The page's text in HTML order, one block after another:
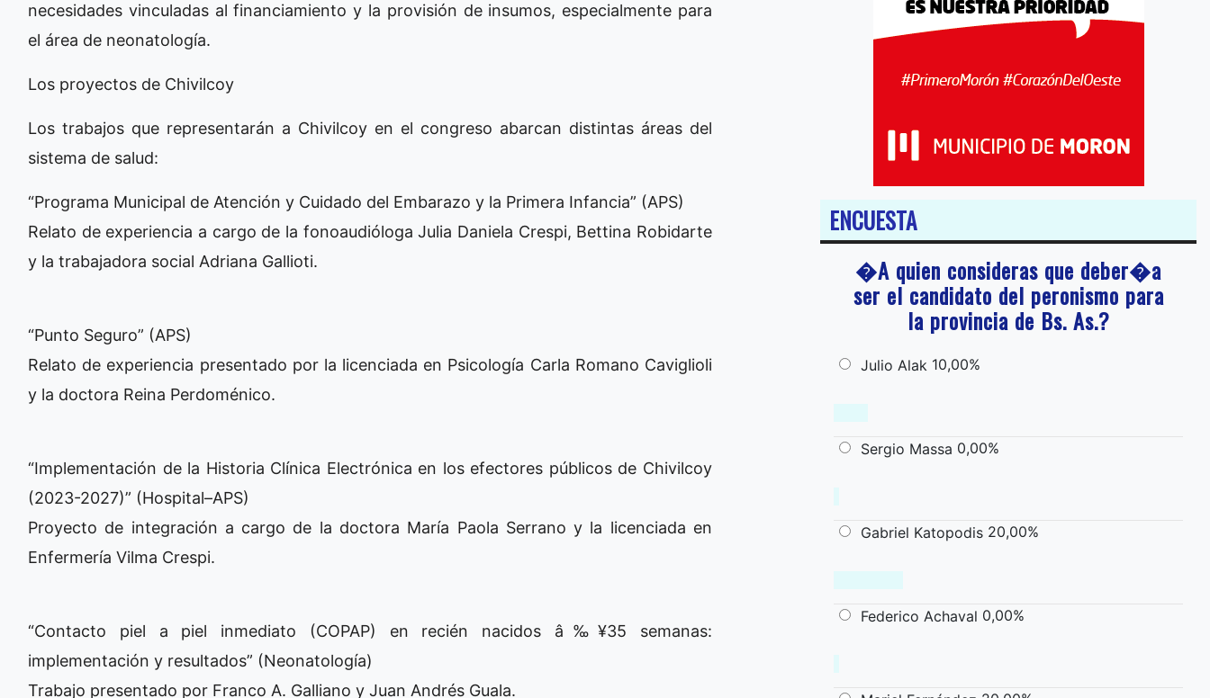
necesidades vinculadas al financiamiento y la provisión de insumos, especialmente para
el área de neonatología.
Los proyectos de Chivilcoy
Los trabajos que representarán a Chivilcoy en el congreso abarcan distintas áreas del
sistema de salud:
“Programa Municipal de Atención y Cuidado del Embarazo y la Primera Infancia” (APS)
Relato de experiencia a cargo de la fonoaudióloga Julia Daniela Crespi, Bettina Robidarte
y la trabajadora social Adriana Gallioti.
“Punto Seguro” (APS)
Relato de experiencia presentado por la licenciada en Psicología Carla Romano Caviglioli
y la doctora Reina Perdoménico.
“Implementación de la Historia Clínica Electrónica en los efectores públicos de Chivilcoy
(2023-2027)” (Hospital–APS)
Proyecto de integración a cargo de la doctora María Paola Serrano y la licenciada en
Enfermería Vilma Crespi.
“Contacto piel a piel inmediato (COPAP) en recién nacidos â‰¥35 semanas:
implementación y resultados” (Neonatología)
Trabajo presentado por Franco A. Galliano y Juan Andrés Guala.
ENCUESTA
�A quien consideras que deber�a
ser el candidato del peronismo para
la provincia de Bs. As.?
Julio Alak 10,00%
Sergio Massa 0,00%
Gabriel Katopodis 20,00%
Federico Achaval 0,00%